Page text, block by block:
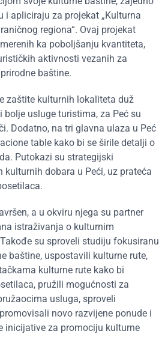
i apliciraju za projekat „Kulturna
regiona“. Ovaj projekat
ka poboljšanju kvantiteta,
aktivnosti vezanih za
baštine.
zaštite kulturnih lokaliteta duž
bolje usluge turistima, za Peć su
Dodatno, na tri glavna ulaza u Peć
table kako bi se širile detalji o
Putokazi su strategijski
kulturnih dobara u Peći, uz prateća
a u okviru njega su partner
istraživanja o kulturnim
su sproveli studiju fokusiranu
baštine, uspostavili kulturne rute,
kulturne rute kako bi
pružili mogućnosti za
usluga, sproveli
novo razvijene ponude i
inicijative za promociju kulturne